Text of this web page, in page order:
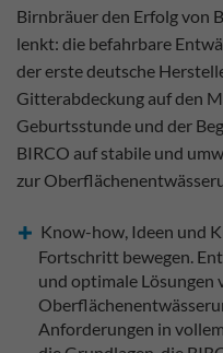
Birnbräuer den Erfolg von
lenkt: die befahrbare
der erste deutsche
Gitterabdeckung auf den
Geburtsstunde und der
BIRCO auf stabile und
zur
Know-how, Ideen und
Fortschritt bewegen.
und optimale Lösungen
Anforderungen in